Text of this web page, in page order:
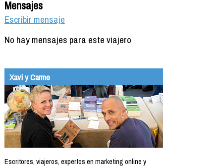
Mensajes
Escribir mensaje
No hay mensajes para este viajero
Xavi y Carme
Escritores, viajeros, expertos en marketing online y